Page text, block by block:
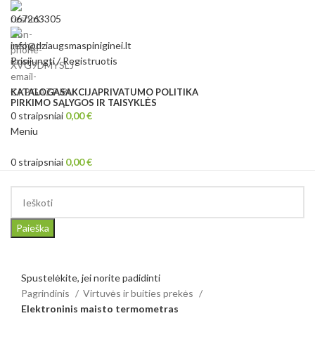
067263305
info@dziaugsmaspiniginei.lt
Prisijungti / Registruotis
KATALOGASAKCIJAPRIVATUMO POLITIKA
PIRKIMO SĄLYGOS IR TAISYKLĖS
0 straipsniai 0,00€
Meniu
0 straipsniai 0,00€
Paieška
Spustelėkite, jei norite padidinti
Pagrindinis
Virtuvės ir buities prekės
Elektroninis maisto termometras